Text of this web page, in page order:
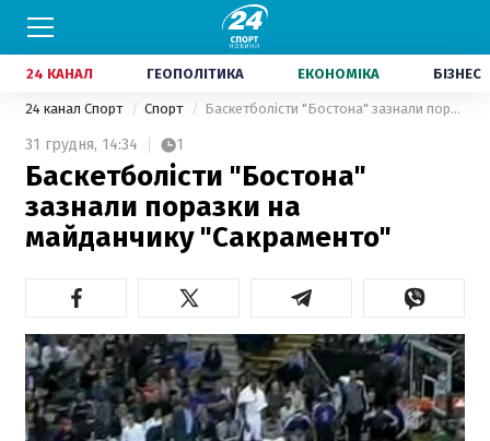
24 КАНАЛ ГЕОПОЛІТИКА ЕКОНОМІКА БІЗНЕС
24 канал Спорт Спорт Баскетболісти "Бостона" зазнали поразки на майданчику "Сакраменто"
31 грудня, 14:34 1
Баскетболісти "Бостона"
зазнали поразки на
майданчику "Сакраменто"